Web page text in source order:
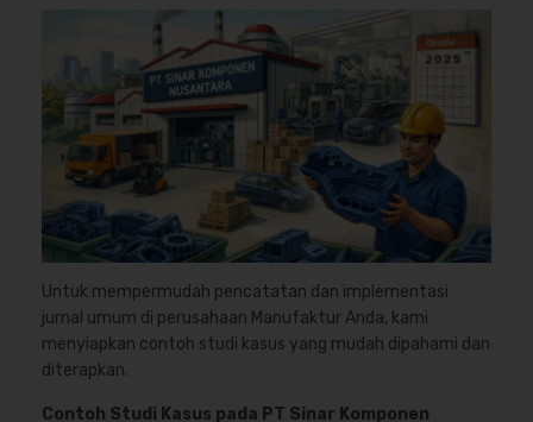
Untuk mempermudah pencatatan dan implementasi
jurnal umum di perusahaan Manufaktur Anda, kami
menyiapkan contoh studi kasus yang mudah dipahami dan
diterapkan.
Contoh Studi Kasus pada PT Sinar Komponen